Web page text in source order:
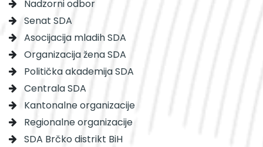
Nadzorni odbor
Senat SDA
Asocijacija mladih SDA
Organizacija žena SDA
Politička akademija SDA
Centrala SDA
Kantonalne organizacije
Regionalne organizacije
SDA Brčko distrikt BiH